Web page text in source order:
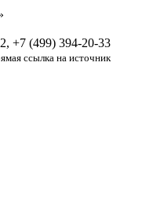
+7 (499) 394-20-33
ссылка на источник